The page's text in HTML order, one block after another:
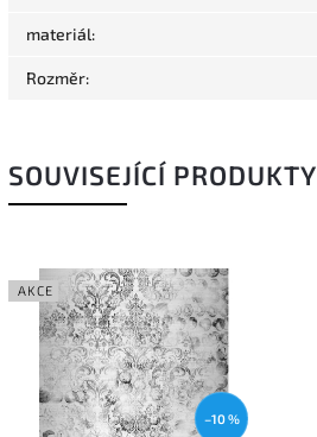
materiál:
Rozměr:
SOUVISEJÍCÍ PRODUKTY
AKCE
–10 %